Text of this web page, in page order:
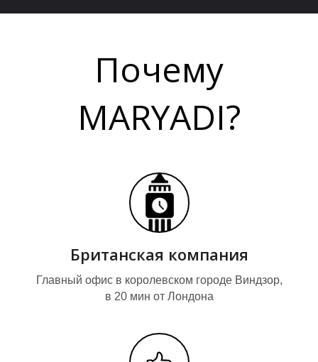
Ы
Ы
Почему
MARYADI?
Британская компания
Главный офис в королевском городе Виндзор,
в 20 мин от Лондона